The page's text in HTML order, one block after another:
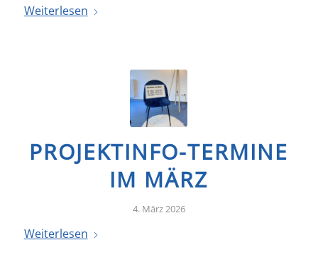
Weiterlesen
PROJEKTINFO-TERMINE
IM MÄRZ
4. März 2026
Weiterlesen